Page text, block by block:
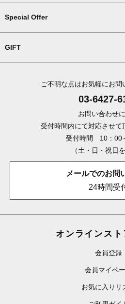
Special Offer
GIFT
ご不明な点はお気軽にお問
03-6427-
お問い合わせに
受付時間内にて対応させて
受付時間 10：00
（土・日・祝日
メールでのお問
24時間受
オンラインスト
会員登録
会員マイペ
お気に入りリ